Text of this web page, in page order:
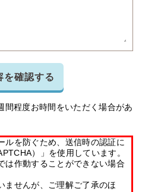
を確認する
間程度お時間をいただく場合があ
ルを防ぐため、送信時の認証に
）」を使用しています。
は作動することができない場合
ませんが、ご理解ご了承のほ